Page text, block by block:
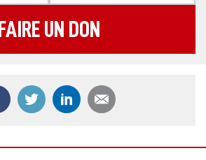
FAIRE UN DON
Partager ce contenu sur Facebook
Partager ce contenu sur Twitter
Partager ce contenu